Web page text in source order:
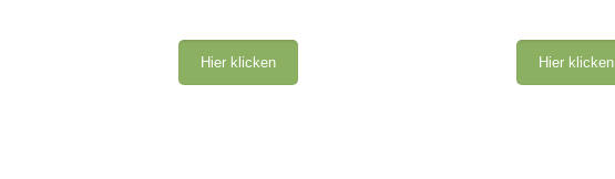
Hier klicken Hier klicken